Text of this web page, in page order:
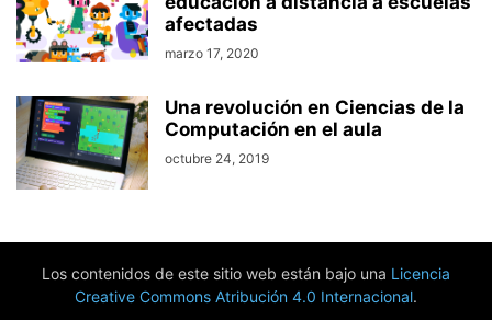
afectadas
marzo 17, 2020
Una revolución en Ciencias de la
Computación en el aula
octubre 24, 2019
Los contenidos de este sitio web están bajo una Licencia
Creative Commons Atribución 4.0 Internacional.